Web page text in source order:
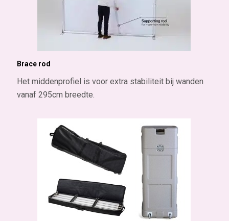
Brace rod
Het middenprofiel is voor extra stabiliteit bij wanden
vanaf 295cm breedte.